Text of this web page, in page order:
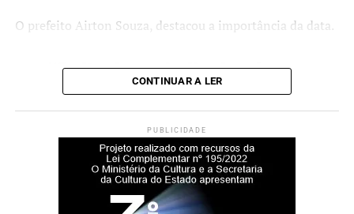
Quando: 02 de julho, a partir das 14h
Onde: Teatro do Sesc Canoas (Av. Guilherme Schell, 5340
– Centro)
Informações: Instagram @festivaldecinemadecanoas
O prefeito Airton Souza, destacou a importância da data.
“O dia do trabalhador é
todos os dias. Mas hoje, de
modo especial, esta data é
um momento de
reconhecimento e gratidão
a cada homem e mulher
CONTINUAR A LER
PUBLICIDADE